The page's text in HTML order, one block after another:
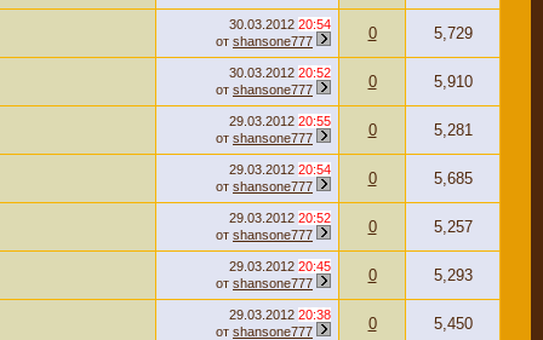
30.03.2012 20:54
от shansone777 0 5,729
30.03.2012 20:52
от shansone777 0 5,910
29.03.2012 20:55
от shansone777 0 5,281
29.03.2012 20:54
от shansone777 0 5,685
29.03.2012 20:52
от shansone777 0 5,257
29.03.2012 20:45
от shansone777 0 5,293
29.03.2012 20:38
от shansone777 0 5,450